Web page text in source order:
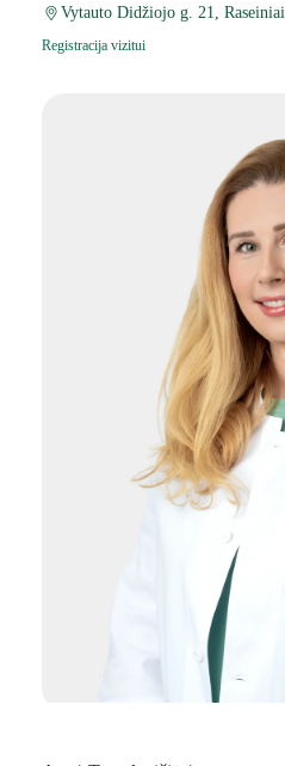
Vytauto Didžiojo g. 21, Raseiniai
Registracija vizitui